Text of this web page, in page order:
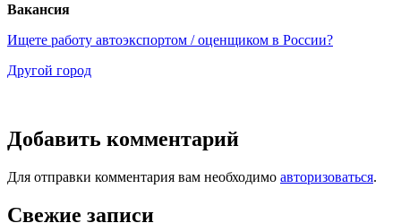
Вакансия
Ищете работу автоэкспортом / оценщиком в России?
Другой город
Добавить комментарий
Для отправки комментария вам необходимо авторизоваться.
Свежие записи